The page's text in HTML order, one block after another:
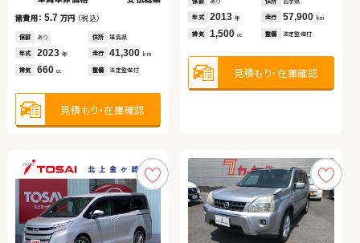
諸費用：5.7 万円 （税込）
保証 あり 住所 福島県
年式 2023 年 走行 41,300 km
排気 660 cc 整備 法定整備付
見積もり・在庫確認
年式 2013年 走行 57,900 km
排気 1,500cc 整備 法定整備付
見積もり・在庫確認
年式 2018年 走行
排気 660 整備 なし
見積もり・在庫確認
年式 2017年 走行 49,400 km
排気 1,500cc 整備 法定整備付
見積もり・在庫確認
年式 2021年 走行
排気 2,000 整備 法定整備付
見積もり・在庫確認
年式 2019年 走行 21,500 km
排気 1,500cc 整備 法定整備付
見積もり・在庫確認